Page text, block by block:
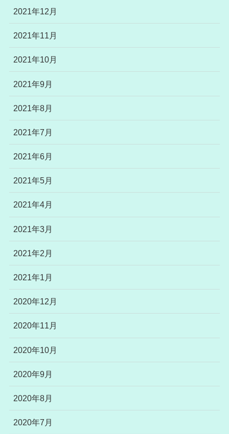
2021年12月
2021年11月
2021年10月
2021年9月
2021年8月
2021年7月
2021年6月
2021年5月
2021年4月
2021年3月
2021年2月
2021年1月
2020年12月
2020年11月
2020年10月
2020年9月
2020年8月
2020年7月